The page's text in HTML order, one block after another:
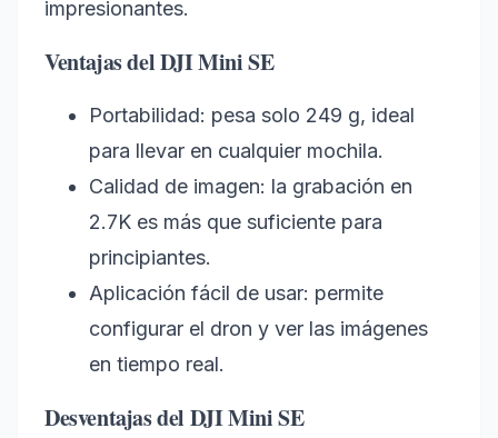
impresionantes.
Ventajas del DJI Mini SE
Portabilidad: pesa solo 249 g, ideal
para llevar en cualquier mochila.
Calidad de imagen: la grabación en
2.7K es más que suficiente para
principiantes.
Aplicación fácil de usar: permite
configurar el dron y ver las imágenes
en tiempo real.
Desventajas del DJI Mini SE